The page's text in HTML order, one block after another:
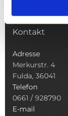
Kontakt
Adresse
Merkurstr. 4
Fulda, 36041
Telefon
0661 / 928790
E-mail